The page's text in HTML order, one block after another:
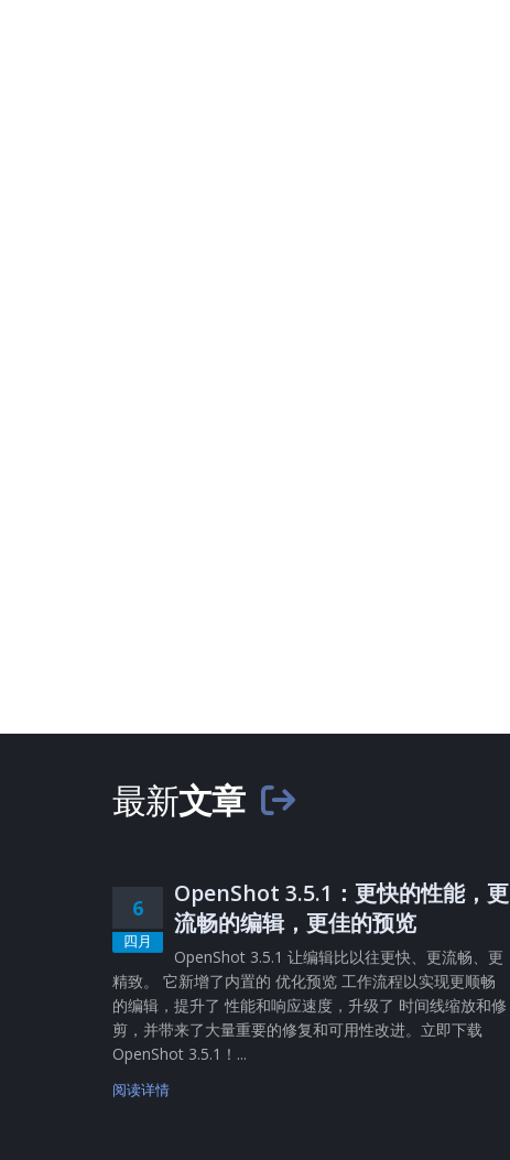
最新文章
6
四月
OpenShot 3.5.1：更快的性能，更
流畅的编辑，更佳的预览
OpenShot 3.5.1 让编辑比以往更快、更流畅、更
精致。 它新增了内置的 优化预览 工作流程以实现更顺畅
的编辑，提升了 性能和响应速度，升级了 时间线缩放和修
剪，并带来了大量重要的修复和可用性改进。立即下载
OpenShot 3.5.1！...
阅读详情